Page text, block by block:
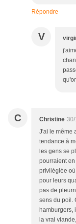
Répondre
V
C Christine
J'ai le même
tendance à
les gens se
pourraient
privilégiée
pour leurs
pas de
sens du poil.
hamburgers,
la vrai